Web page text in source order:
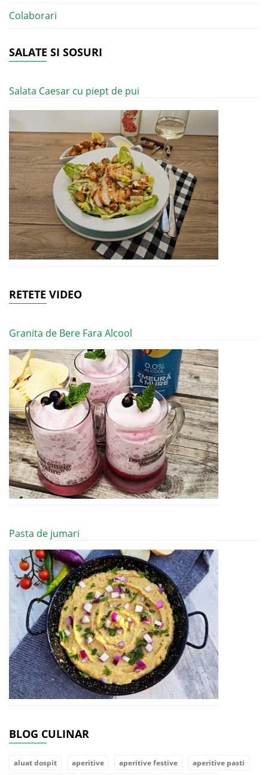
Colaborari
SALATE SI SOSURI
Salata Caesar cu piept de pui
RETETE VIDEO
Granita de Bere Fara Alcool
Pasta de jumari
BLOG CULINAR
aluat dospit aperitive aperitive festive
aperitive pasti